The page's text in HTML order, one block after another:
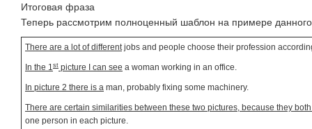
Итоговая фраза
Теперь рассмотрим полноценный шаблон на примере
There are a lot of differentjobs and people choose their profession
In the 1st picture I can see a woman working in an office.
In picture 2 there is a man, probably fixing some machinery.
There are certain similarities between these two pictures, because they
one person in each picture.